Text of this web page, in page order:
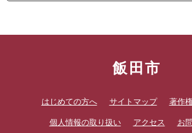
飯田市
はじめての方へ サイトマップ 著作
個人情報の取り扱い アクセス お